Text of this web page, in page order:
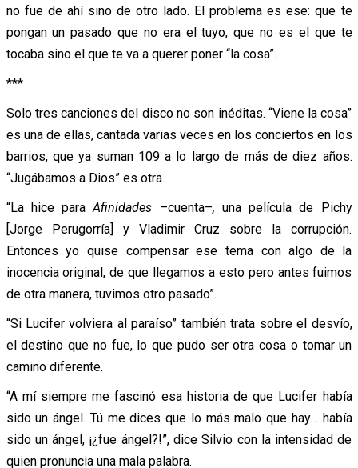
no fue de ahí sino de otro lado. El problema es ese: que te
pongan un pasado que no era el tuyo, que no es el que te
tocaba sino el que te va a querer poner “la cosa”.
***
Solo tres canciones del disco no son inéditas. “Viene la cosa”
es una de ellas, cantada varias veces en los conciertos en los
barrios, que ya suman 109 a lo largo de más de diez años.
“Jugábamos a Dios” es otra.
“La hice paraAfinidades –cuenta–, una película de Pichy
[Jorge Perugorría] y Vladimir Cruz sobre la corrupción.
Entonces yo quise compensar ese tema con algo de la
inocencia original, de que llegamos a esto pero antes fuimos
de otra manera, tuvimos otro pasado”.
“Si Lucifer volviera al paraíso” también trata sobre el desvío,
el destino que no fue, lo que pudo ser otra cosa o tomar un
camino diferente.
“A mí siempre me fascinó esa historia de que Lucifer había
sido un ángel. Tú me dices que lo más malo que hay… había
sido un ángel, ¡¿fue ángel?!”, dice Silvio con la intensidad de
quien pronuncia una mala palabra.